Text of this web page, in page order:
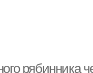
рябинника